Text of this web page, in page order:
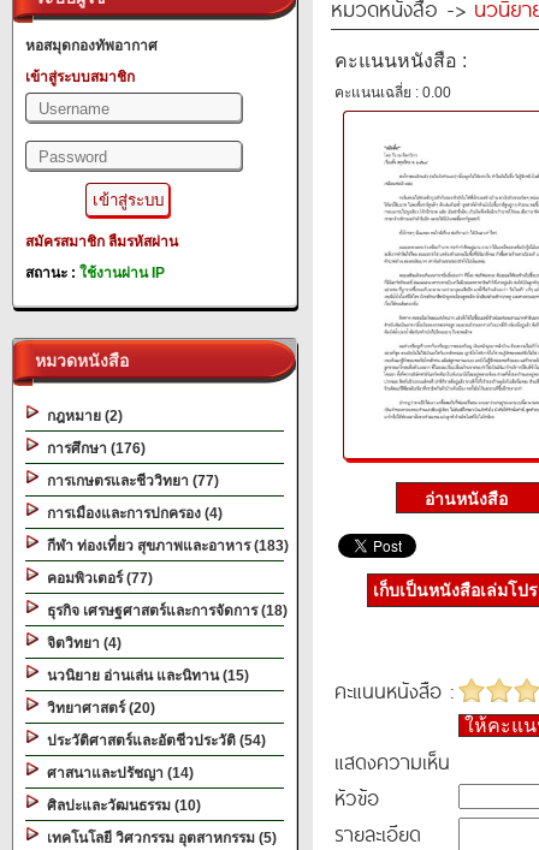
หอสมุดกองทัพอากาศ
เข้าสู่ระบบสมาชิก
สมัครสมาชิก ลืมรหัสผ่าน
สถานะ : ใช้งานผ่าน IP
หมวดหนังสือ
กฎหมาย (2)
การศึกษา (176)
การเกษตรและชีววิทยา (77)
การเมืองและการปกครอง (4)
กีฬา ท่องเที่ยว สุขภาพและอาหาร (183)
คอมพิวเตอร์ (77)
ธุรกิจ เศรษฐศาสตร์และการจัดการ (18)
จิตวิทยา (4)
นวนิยาย อ่านเล่น และนิทาน (15)
วิทยาศาสตร์ (20)
ประวัติศาสตร์และอัตชีวประวัติ (54)
ศาสนาและปรัชญา (14)
ศิลปะและวัฒนธรรม (10)
เทคโนโลยี วิศวกรรม อุตสาหกรรม (5)
หมวดหนังสือ -> นวนิยา
คะแนนหนังสือ :
คะแนนเฉลี่ย : 0.00
เก็บเป็นหนังสือเล่มโป
คะแนนหนังสือ :
ให้คะแ
แสดงความเห็น
หัวข้อ
รายละเอียด